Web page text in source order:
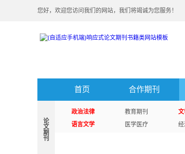
您好，欢迎您访问我们的网站，我们将竭诚为您服务！
首页 合作期刊
论
文
期
刊
政治法律 教育期刊 文
语言文学
医学医疗